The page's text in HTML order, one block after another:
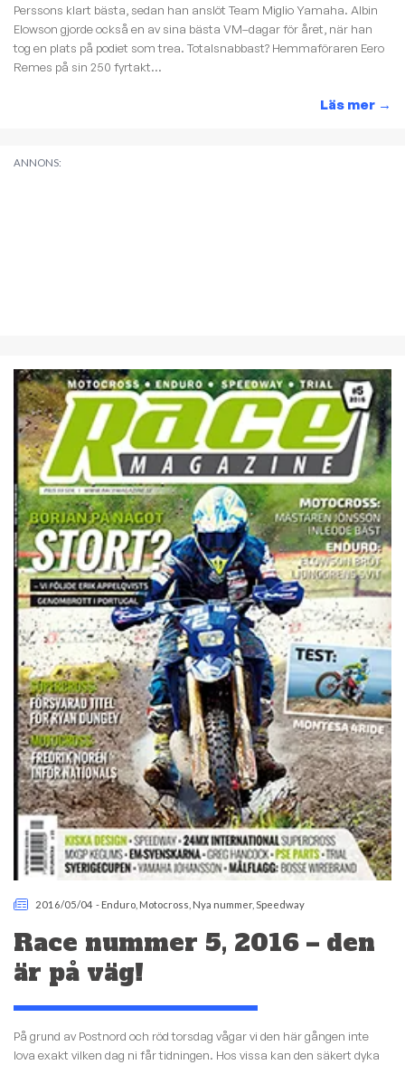
Perssons klart bästa, sedan han anslöt Team Miglio Yamaha. Albin
Elowson gjorde också en av sina bästa VM–dagar för året, när han
tog en plats på podiet som trea. Totalsnabbast? Hemmaföraren Eero
Remes på sin 250 fyrtakt...
Läs mer →
ANNONS:
2016/05/04 - Enduro Motocross Nya nummer,Speedway
Race nummer 5, 2016 – den
är på väg!
På grund av Postnord och röd torsdag vågar vi den här gången inte
lova exakt vilken dag ni får tidningen. Hos vissa kan den säkert dyka